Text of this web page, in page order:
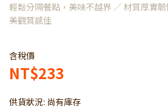
輕鬆分隔餐點，美味不越界 ／ 材質厚實韌
美觀質感佳
含稅價
NT$233
供貨狀況: 尚有庫存